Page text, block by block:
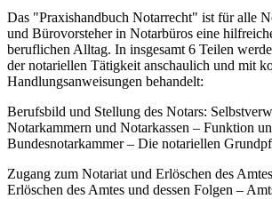
Das "Praxishandbuch Notarrecht" ist für alle
und Bürovorsteher in Notarbüros eine
beruflichen Alltag. In insgesamt 6 Teilen
der notariellen Tätigkeit anschaulich und mit
Handlungsanweisungen behandelt:
Berufsbild und Stellung des Notars:
Notarkammern und Notarkassen – Funktion
Bundesnotarkammer – Die notariellen
Zugang zum Notariat und Erlöschen des
Erlöschen des Amtes und dessen Folgen –